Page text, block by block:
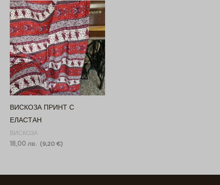
ВИСКОЗА ПРИНТ С
ЕЛАСТАН
ВИСКОЗА
18,00лв. (9,20 €)